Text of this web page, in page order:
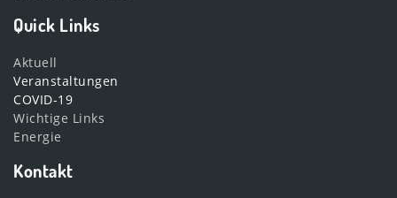
Quick Links
Aktuell
Veranstaltungen
COVID-19
Wichtige Links
Energie
Kontakt